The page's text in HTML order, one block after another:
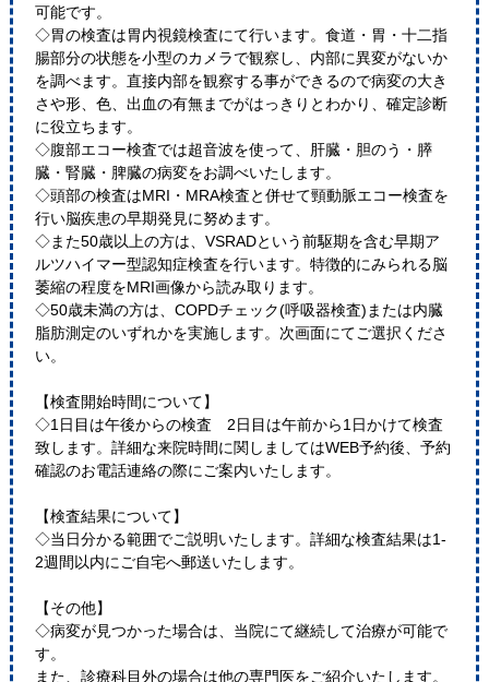
可能です。
◇胃の検査は胃内視鏡検査にて行います。食道・胃・十二指
腸部分の状態を小型のカメラで観察し、内部に異変がないか
を調べます。直接内部を観察する事ができるので病変の大き
さや形、色、出血の有無までがはっきりとわかり、確定診断
に役立ちます。
◇腹部エコー検査では超音波を使って、肝臓・胆のう・膵
臓・腎臓・脾臓の病変をお調べいたします。
◇頭部の検査はMRI・MRA検査と併せて頸動脈エコー検査を
行い脳疾患の早期発見に努めます。
◇また50歳以上の方は、VSRADという前駆期を含む早期ア
ルツハイマー型認知症検査を行います。特徴的にみられる脳
萎縮の程度をMRI画像から読み取ります。
◇50歳未満の方は、COPDチェック(呼吸器検査)または内臓
脂肪測定のいずれかを実施します。次画面にてご選択くださ
い。
【検査開始時間について】
◇1日目は午後からの検査 2日目は午前から1日かけて検査
致します。詳細な来院時間に関しましてはWEB予約後、予約
確認のお電話連絡の際にご案内いたします。
【検査結果について】
◇当日分かる範囲でご説明いたします。詳細な検査結果は1-
2週間以内にご自宅へ郵送いたします。
【その他】
◇病変が見つかった場合は、当院にて継続して治療が可能で
す。
また、診療科目外の場合は他の専門医をご紹介いたします。